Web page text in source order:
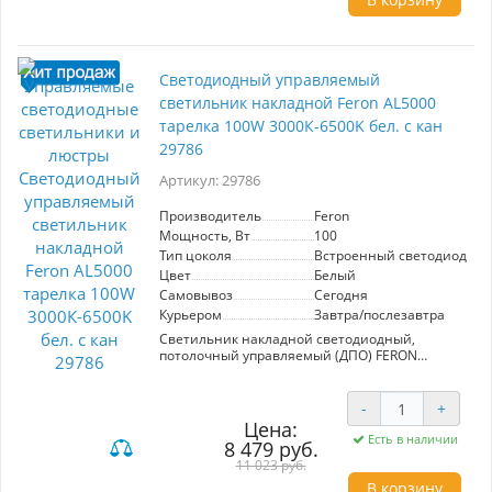
равномерное освещение. Корпус из
металла и PVC обеспечивают долговечность и
сети 230V и имеет размеры 400x400x37 мм, что
делает её подходящей для различных
интерьеров. IP20 означает, что светильник
предназначен для использования в
помещениях. Встроенный светодиодный
минимальные затраты на обслуживание.
Светодиодный управляемый
светильник накладной Feron AL5000
тарелка 100W 3000К-6500K бел. с кан
29786
Артикул: 29786
Производитель
Feron
Мощность, Вт
100
Тип цоколя
Встроенный светодиод
Цвет
Белый
Самовывоз
Сегодня
Курьером
Завтра/послезавтра
Светильник накладной светодиодный,
потолочный управляемый (ДПО) FERON
дневной), 230V, 8500Lm, IP20, угол рассеивания
120°, цвет белый, корпус штампованная сталь,
рассеиватель матовый пластик, серия
"звездное небо", 770*770*90
Специальное покрытие на рассеивателе
вместе со свечением создают эффект
Цена:
8 479 руб.
11 023 руб.
- +
Есть в наличии